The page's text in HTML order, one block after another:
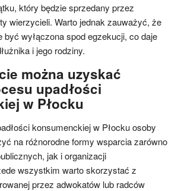
który będzie sprzedany przez
wierzycieli. Warto jednak zauważyć, że
wyłączona spod egzekucji, co daje
i jego rodziny.
można uzyskać
upadłości
w Płocku
konsumenckiej w Płocku osoby
na różnorodne formy wsparcia zarówno
jak i organizacji
wszystkim warto skorzystać z
przez adwokatów lub radców